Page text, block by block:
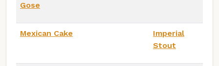
Gose
Mexican Cake
Imperial
Stout